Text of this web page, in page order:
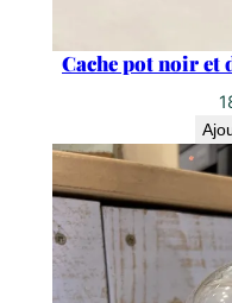
Cache pot noir et